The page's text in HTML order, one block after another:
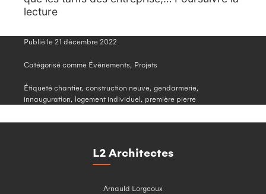
lecturePose
la
pierre
la
nouvelle
Publié le 21 décembre 2022
Catégorisé comme Évènements, Projets
Étiqueté chantier, construction neuve, gendarmerie,
innauguration, logement individuel, première pierre
L2 Architectes
Arnauld Lorgeoux